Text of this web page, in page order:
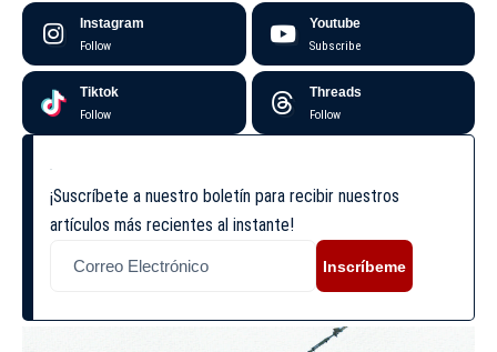
Instagram
Follow
Youtube
Subscribe
Tiktok
Follow
Threads
Follow
¡Suscríbete a nuestro boletín para recibir nuestros
artículos más recientes al instante!
Inscríbeme